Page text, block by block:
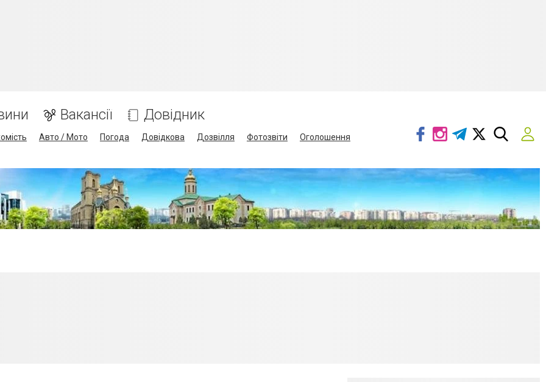
Вакансії Довідник
Авто / Мото Погода Довідкова Дозвілля Фотозвіти Оголошення